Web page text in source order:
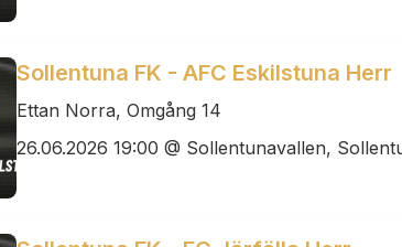
Sollentuna FK - AFC Eskilstuna Herr
Ettan Norra, Omgång 14
26.06.2026 19:00 @ Sollentunavallen,